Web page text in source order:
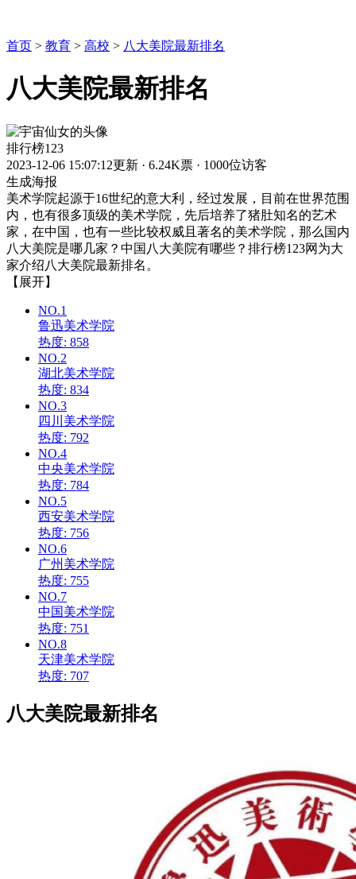
首页 > 教育 > 高校 > 八大美院最新排名
八大美院最新排名
排行榜123
2023-12-06 15:07:12更新 · 6.24K票 · 1000位访客
生成海报
美术学院起源于16世纪的意大利，经过发展，目前在世界范围
内，也有很多顶级的美术学院，先后培养了猪肚知名的艺术
家，在中国，也有一些比较权威且著名的美术学院，那么国内
八大美院是哪几家？中国八大美院有哪些？排行榜123网为大
家介绍八大美院最新排名。
【展开】
NO.1
鲁迅美术学院
热度: 858
NO.2
湖北美术学院
热度: 834
NO.3
四川美术学院
热度: 792
NO.4
中央美术学院
热度: 784
NO.5
西安美术学院
热度: 756
NO.6
广州美术学院
热度: 755
NO.7
中国美术学院
热度: 751
NO.8
天津美术学院
热度: 707
八大美院最新排名